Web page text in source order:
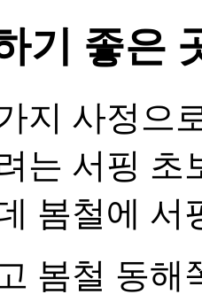
기 좋은
지 사정으
는 서핑 초
봄철에 서
봄철 동해